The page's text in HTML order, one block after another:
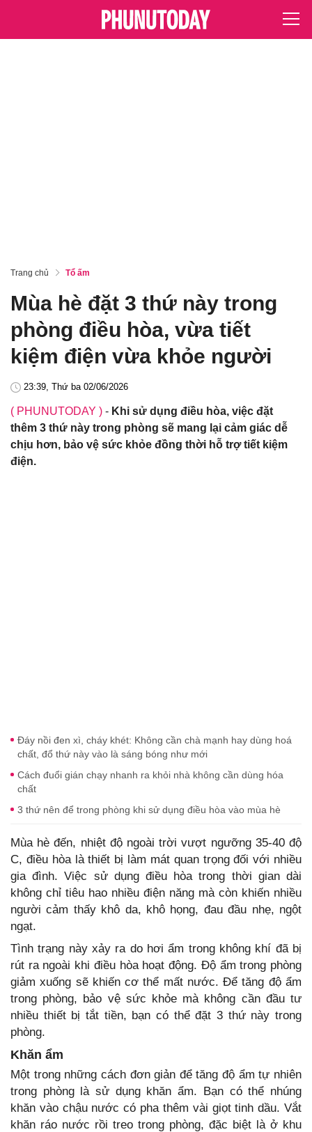
Trang chủ Tổ ấm
Mùa hè đặt 3 thứ này trong
phòng điều hòa, vừa tiết
kiệm điện vừa khỏe người
23:39, Thứ ba 02/06/2026
( PHUNUTODAY ) - Khi sử dụng điều hòa, việc đặt
thêm 3 thứ này trong phòng sẽ mang lại cảm giác dễ
chịu hơn, bảo vệ sức khỏe đồng thời hỗ trợ tiết kiệm
điện.
Đáy nồi đen xì, cháy khét: Không cần chà mạnh hay dùng hoá
chất, đổ thứ này vào là sáng bóng như mới
Cách đuổi gián chạy nhanh ra khỏi nhà không cần dùng hóa
chất
3 thứ nên để trong phòng khi sử dụng điều hòa vào mùa hè
Mùa hè đến, nhiệt độ ngoài trời vượt ngưỡng 35-40 độ
C, điều hòa là thiết bị làm mát quan trọng đối với nhiều
gia đình. Việc sử dụng điều hòa trong thời gian dài
không chỉ tiêu hao nhiều điện năng mà còn khiến nhiều
người cảm thấy khô da, khô họng, đau đầu nhẹ, ngột
ngạt.
Tình trạng này xảy ra do hơi ẩm trong không khí đã bị
rút ra ngoài khi điều hòa hoạt động. Độ ẩm trong phòng
giảm xuống sẽ khiến cơ thể mất nước. Để tăng độ ẩm
trong phòng, bảo vệ sức khỏe mà không cần đầu tư
nhiều thiết bị tắt tiền, bạn có thể đặt 3 thứ này trong
phòng.
Khăn ẩm
Một trong những cách đơn giản để tăng độ ẩm tự nhiên
trong phòng là sử dụng khăn ẩm. Bạn có thể nhúng
khăn vào chậu nước có pha thêm vài giọt tinh dầu. Vắt
khăn ráo nước rồi treo trong phòng, đặc biệt là ở khu